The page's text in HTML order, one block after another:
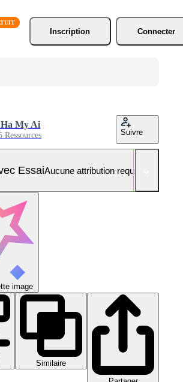
Inscription
Connecter
My Ai
Ressources Suivre
EssaiAucune attribution requise
image
Similaire